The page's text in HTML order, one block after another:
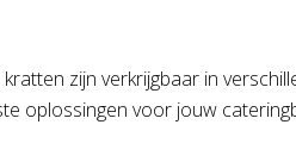
zijn verkrijgbaar in
oplossingen voor jouw